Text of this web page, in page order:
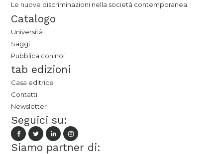
Le nuove discriminazioni nella società contemporanea
Catalogo
Università
Saggi
Pubblica con noi
tab edizioni
Casa editrice
Contatti
Newsletter
Seguici su:
Siamo partner di: